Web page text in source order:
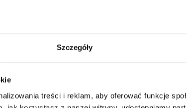
Szczegóły
treści i reklam, aby oferować funkcje
i łatwym w obsłudze.
ZASTOSOWANY
6019
między innymi w wózkach